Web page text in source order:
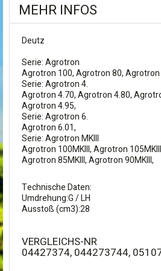
MEHR INFOS
Deutz
Serie: Agrotron
Agrotron 100, Agrotron 80,
Serie: Agrotron 4.
Agrotron 4.70, Agrotron 4.80,
Agrotron 4.95,
Serie: Agrotron 6.
Agrotron 6.01,
Serie: Agrotron MKIII
Agrotron 100MKIII, Agrotron
Agrotron 85MKIII, Agrotron 90MKIII,
Technische Daten:
Umdrehung:G / LH
Ausstoß (cm3):28
VERGLEICHS-NR
04427374, 044273744,